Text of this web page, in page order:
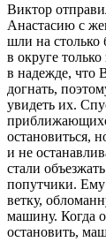
Виктор
Анастасию с
шли на столько
в округе
в надежде, что
догнать,
увидеть их.
остановиться,
и не
стали
попутчики. Ему
ветку,
машину. Когда
остановить,